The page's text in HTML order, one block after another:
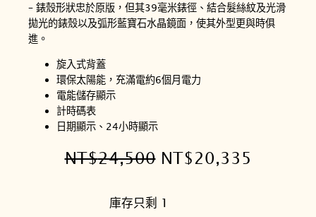
– 錶殼形狀忠於原版，但其39毫米錶徑、結合髮絲紋及光滑
拋光的錶殼以及弧形藍寶石水晶鏡面，使其外型更與時俱
進。
旋入式背蓋
環保太陽能，充滿電約6個月電力
電能儲存顯示
計時碼表
日期顯示、24小時顯示
NT$24,500 原
價
NT$20,335
庫存只剩 1